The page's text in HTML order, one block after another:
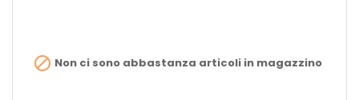
 Non ci sono abbastanza articoli in magazzino